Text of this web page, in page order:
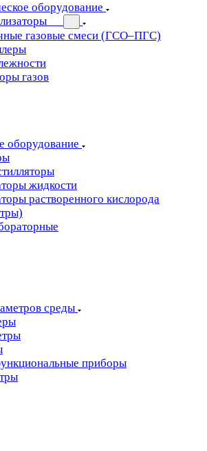
оборудование
газовые смеси (ГСО–ПГС)
газов
оборудование
жидкости
растворенного кислорода
среды
приборы